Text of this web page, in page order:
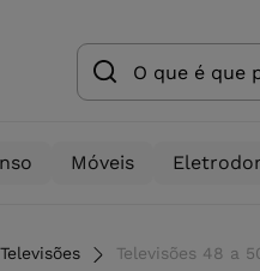
Móveis
Televisões Televisões 48 a